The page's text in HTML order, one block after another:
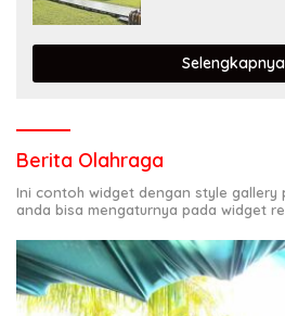
Selengkapnya
Berita Olahraga
Ini contoh widget dengan style gallery
anda bisa mengaturnya pada widget